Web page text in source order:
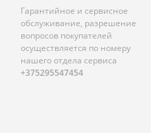
Гарантийное и сервисное
обслуживание, разрешение
вопросов покупателей
осуществляется по номеру
нашего отдела сервиса
+375295547454